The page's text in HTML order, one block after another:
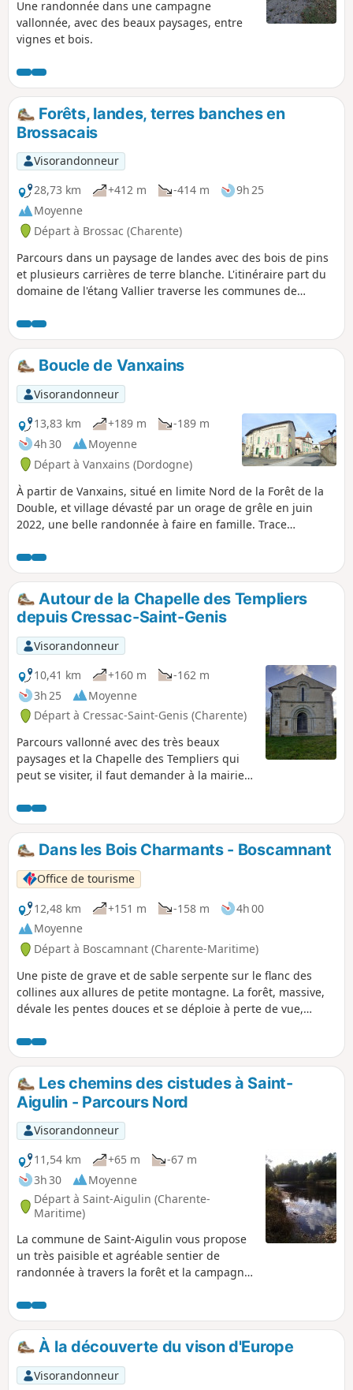
Une randonnée dans une campagne
vallonnée, avec des beaux paysages, entre
vignes et bois.
Forêts, landes, terres banches en
Brossacais
Visorandonneur
28,73 km
+412 m -414 m
9h 25
Moyenne
Départ à Brossac (Charente)
Parcours dans un paysage de landes avec des bois de pins
et plusieurs carrières de terre blanche. L'itinéraire part du
domaine de l'étang Vallier traverse les communes de
vallée de la Motte est remarquable.
Boucle de Vanxains
Visorandonneur
13,83 km
+189 m
-189 m
4h 30
Moyenne
Départ à Vanxains (Dordogne)
À partir de Vanxains, situé en limite Nord de la Forêt de la
Double, et village dévasté par un orage de grêle en juin
2022, une belle randonnée à faire en famille. Trace
circuit permet de découvrir des hameaux, des lavoirs, des
fermes, des étangs. On chemine dans un secteur très
calme, sur de petites routes, des pistes forestières et de
jolis chemins du Périgord.
Autour de la Chapelle des Templiers
depuis Cressac-Saint-Genis
Visorandonneur
10,41 km
+160 m
-162 m
3h 25
Moyenne
Départ à Cressac-Saint-Genis (Charente)
Parcours vallonné avec des très beaux
paysages et la Chapelle des Templiers qui
peut se visiter, il faut demander à la mairie
Dans les Bois Charmants - Boscamnant
Office de tourisme
12,48 km
+151 m -158 m
4h 00
Moyenne
Départ à Boscamnant (Charente-Maritime)
Une piste de grave et de sable serpente sur le flanc des
collines aux allures de petite montagne. La forêt, massive,
dévale les pentes douces et se déploie à perte de vue,
Les chemins des cistudes à Saint-
Aigulin - Parcours Nord
Visorandonneur
11,54 km
+65 m
-67 m
3h 30
Moyenne
Départ à Saint-Aigulin (Charente-
Maritime)
La commune de Saint-Aigulin vous propose
un très paisible et agréable sentier de
randonnée à travers la forêt et la campagne.
parcours permet de partir à la découverte
de cette tortue emblématique qu'est la
cistude d'Europe et de découvrir son milieu
de vie grâce à ce sentier jalonné de mares.
De nombreux panneaux pédagogiques sont
À la découverte du vison d'Europe
Visorandonneur